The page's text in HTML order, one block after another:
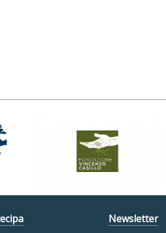
Newsletter